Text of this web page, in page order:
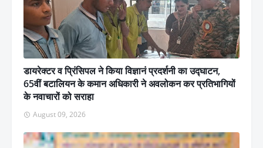
डायरेक्टर व प्रिंसिपल ने किया विज्ञानं प्रदर्शनी का उद्घाटन,
65वीं बटालियन के कमान अधिकारी ने अवलोकन कर प्रतिभागियों
के नवाचारों को सराहा
August 09, 2026